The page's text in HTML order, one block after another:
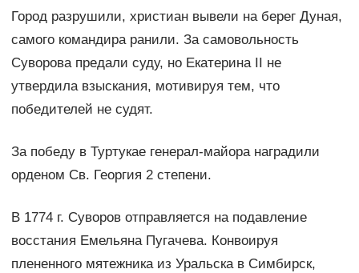
Город разрушили, христиан вывели на берег Дуная,
самого командира ранили. За самовольность
Суворова предали суду, но Екатерина II не
утвердила взыскания, мотивируя тем, что
победителей не судят.
За победу в Туртукае генерал-майора наградили
орденом Св. Георгия 2 степени.
В 1774 г. Суворов отправляется на подавление
восстания Емельяна Пугачева. Конвоируя
плененного мятежника из Уральска в Симбирск,